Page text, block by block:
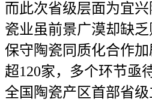
而此次省级层面为宜
瓷业虽前景广漠却缺乏
保守陶瓷同质化合作
超120家，多个环节亟
全国陶瓷产区首部省